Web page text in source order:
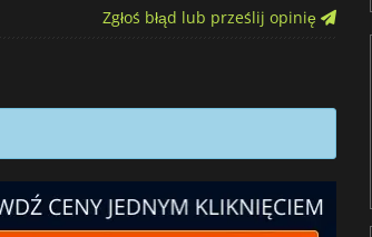
Zgłoś błąd lub prześlij opinię